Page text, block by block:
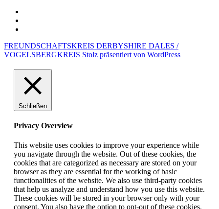
FREUNDSCHAFTSKREIS DERBYSHIRE DALES /
VOGELSBERGKREIS Stolz präsentiert von WordPress
Schließen
Privacy Overview
This website uses cookies to improve your experience while
you navigate through the website. Out of these cookies, the
cookies that are categorized as necessary are stored on your
browser as they are essential for the working of basic
functionalities of the website. We also use third-party cookies
that help us analyze and understand how you use this website.
These cookies will be stored in your browser only with your
consent. You also have the option to opt-out of these cookies.